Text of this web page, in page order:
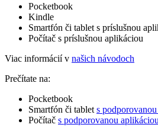
Pocketbook
Kindle
Smartfón či tablet s príslušnou
Počítač s príslušnou aplikáciou
Viac informácií v našich návodoch
Prečítate na:
Pocketbook
Smartfón či tablet s
Počítač s podporovanou aplikáciou